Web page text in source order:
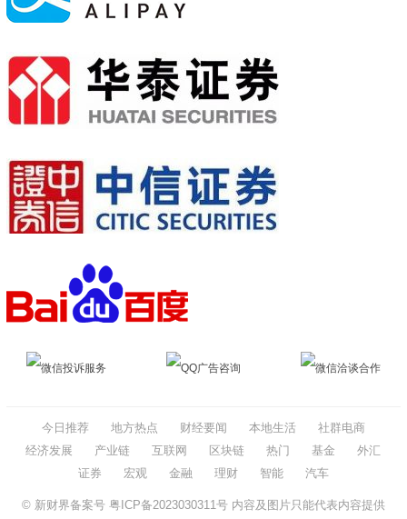
微信投诉服务 QQ广告咨询 微信洽谈合作
今日推荐 地方热点 财经要闻 本地生活
社群电商
经济发展
产业链 互联网 区块链 热门 基金
外汇
证券
宏观 金融 理财 智能 汽车
© 新财界备案号 粤ICP备2023030311号内容及图片只能代表内容提供